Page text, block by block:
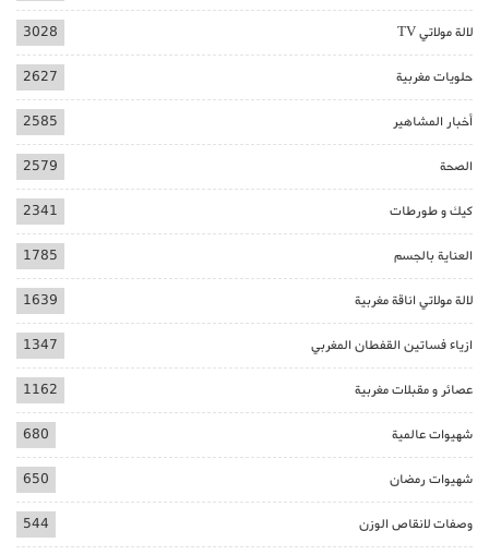
لالة مولاتي TV 3028
حلويات مغربية 2627
أخبار المشاهير 2585
الصحة 2579
كيك و طورطات 2341
العناية بالجسم 1785
لالة مولاتي اناقة مغربية 1639
ازياء فساتين القفطان المغربي 1347
عصائر و مقبلات مغربية 1162
شهيوات عالمية 680
شهيوات رمضان 650
وصفات لانقاص الوزن 544